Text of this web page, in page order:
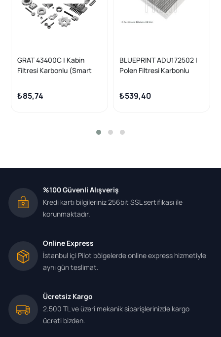
GRAT 43400C | Kabin
Filtresi Karbonlu (Smart
CDI-1.0 2007-14)
₺85,74
BLUEPRINT ADU172502 |
Polen Filtresi Karbonlu
07-Fortwo Coupe (451) 07
-
₺539,40
%100 Güvenli Alışveriş
Kredi kartı bilgileriniz 256bit SSL sertifikası ile
korunmaktadır.
Online Express
İstanbul içi Pilot bölgelerde online express hizmetiyle
aynı gün teslimat.
Ücretsiz Kargo
2.500 TL ve üzeri mekanik siparişlerinizde kargo
ücreti bizden.